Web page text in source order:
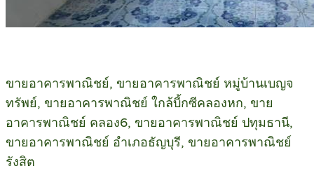
ขายอาคารพาณิชย์, ขายอาคารพาณิชย์ หมู่บ้านเบญจ
ทรัพย์, ขายอาคารพาณิชย์ ใกล้บี้กซีคลองหก, ขาย
อาคารพาณิชย์ คลอง6, ขายอาคารพาณิชย์ ปทุมธานี,
ขายอาคารพาณิชย์ อำเภอธัญบุรี, ขายอาคารพาณิชย์
รังสิต